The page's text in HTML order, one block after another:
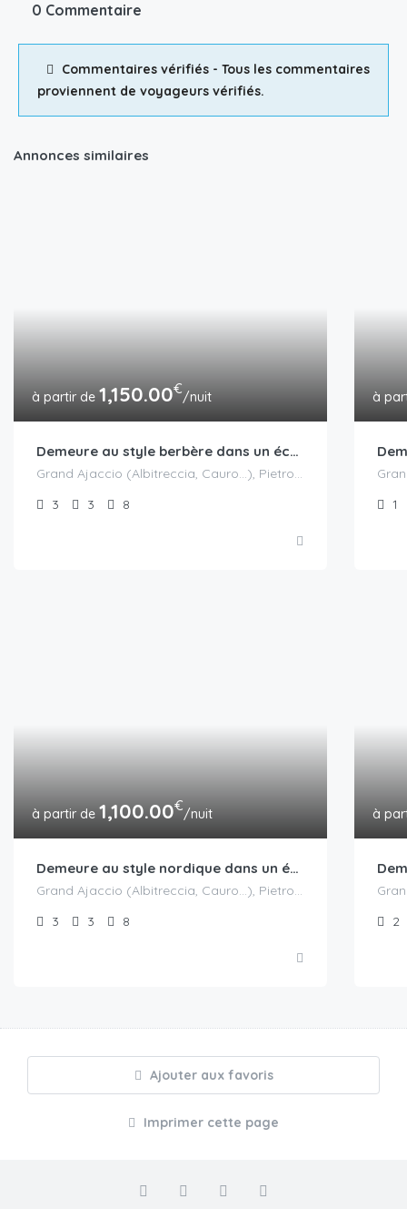
0 Commentaire
Commentaires vérifiés - Tous les commentaires
proviennent de voyageurs vérifiés.
Annonces similaires
1,150.00€/nuit
Demeure au style berbère dans un écodomaine avec piscine et spa
Grand Ajaccio (Albitreccia, Cauro...), Pietrosella
3
3 8 1
1,100.00€/nuit
Demeure au style nordique dans un écodomaine avec piscine et spa
Grand Ajaccio (Albitreccia, Cauro...), Pietrosella
3
3 8 2
Ajouter aux favoris
Imprimer cette page